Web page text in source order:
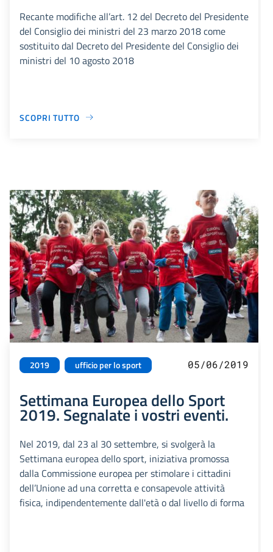
Recante modifiche all’art. 12 del Decreto del Presidente
del Consiglio dei ministri del 23 marzo 2018 come
sostituito dal Decreto del Presidente del Consiglio dei
ministri del 10 agosto 2018
SCOPRI TUTTO
2019 ufficio per lo sport 05/06/2019
Settimana Europea dello Sport
2019. Segnalate i vostri eventi.
Nel 2019, dal 23 al 30 settembre, si svolgerà la
Settimana europea dello sport, iniziativa promossa
dalla Commissione europea per stimolare i cittadini
dell’Unione ad una corretta e consapevole attività
fisica, indipendentemente dall'età o dal livello di forma